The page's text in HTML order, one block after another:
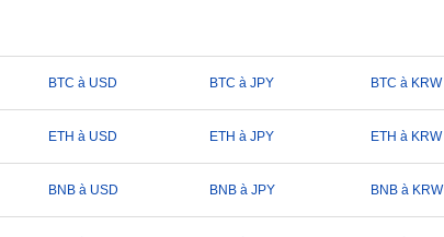
BTC à USD BTC à JPY BTC à KRW
ETH à USD ETH à JPY ETH à KRW
BNB à USD BNB à JPY BNB à KRW